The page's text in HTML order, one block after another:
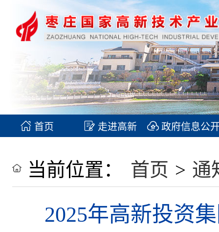
首页 走进高新 政府信息公
当前位置： 首页 > 通
2025年高新投资